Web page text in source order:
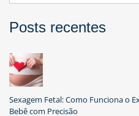
Posts recentes
Sexagem Fetal: Como Funciona o
Bebê com Precisão